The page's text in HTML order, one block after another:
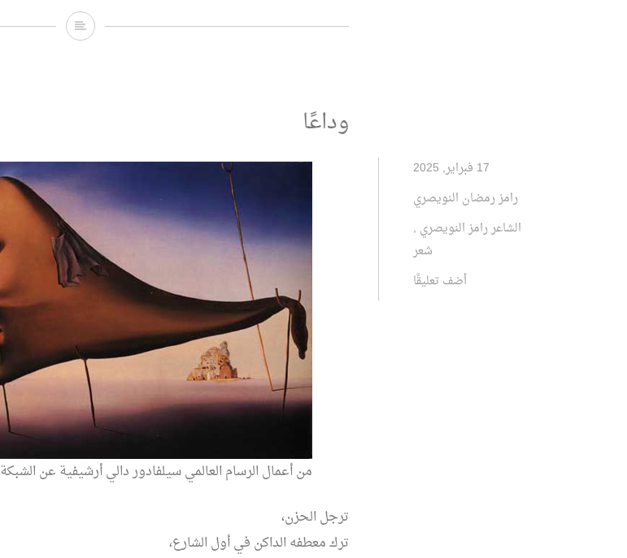
في
وداعًا
17 فبراير, 2025
رامز رمضان النويصري
الشاعر رامز النويصري ,
شعر
أضف تعليقًا
من أعمال الرسام العالمي سيلفادور دالي أرشيفية عن الشبكة
ترجل الحزن،
ترك معطفه الداكن في أول الشارع،